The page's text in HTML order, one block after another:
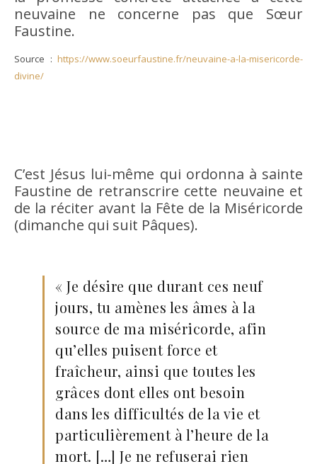
neuvaine ne concerne pas que Sœur
Faustine.
Source : https://www.soeurfaustine.fr/neuvaine-a-la-misericorde-
divine/
C’est Jésus lui-même qui ordonna à sainte
Faustine de retranscrire cette neuvaine et
de la réciter avant la Fête de la Miséricorde
(dimanche qui suit Pâques).
« Je désire que durant ces neuf
jours, tu amènes les âmes à la
source de ma miséricorde, afin
qu’elles puisent force et
fraîcheur, ainsi que toutes les
grâces dont elles ont besoin
dans les difficultés de la vie et
particulièrement à l’heure de la
mort. […] Je ne refuserai rien